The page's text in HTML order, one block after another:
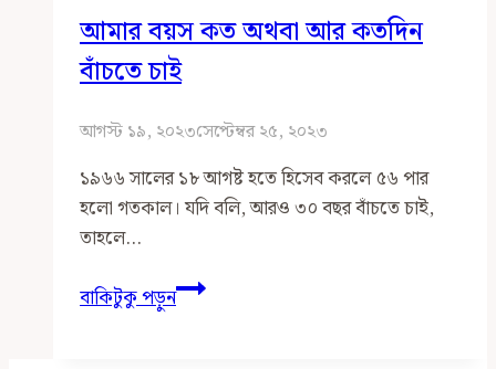
আমার বয়স কত অথবা আর কতদিন
বাঁচতে চাই
আগস্ট ১৯, ২০২৩সেপ্টেম্বর ২৫, ২০২৩
১৯৬৬ সালের ১৮ আগষ্ট হতে হিসেব করলে ৫৬ পার
হলো গতকাল। যদি বলি, আরও ৩০ বছর বাঁচতে চাই,
তাহলে…
বাকিটুকু পড়ুনআমার
বয়স